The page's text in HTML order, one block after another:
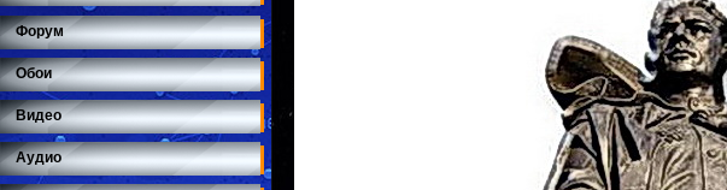
Форум
Обои
Видео
Аудио